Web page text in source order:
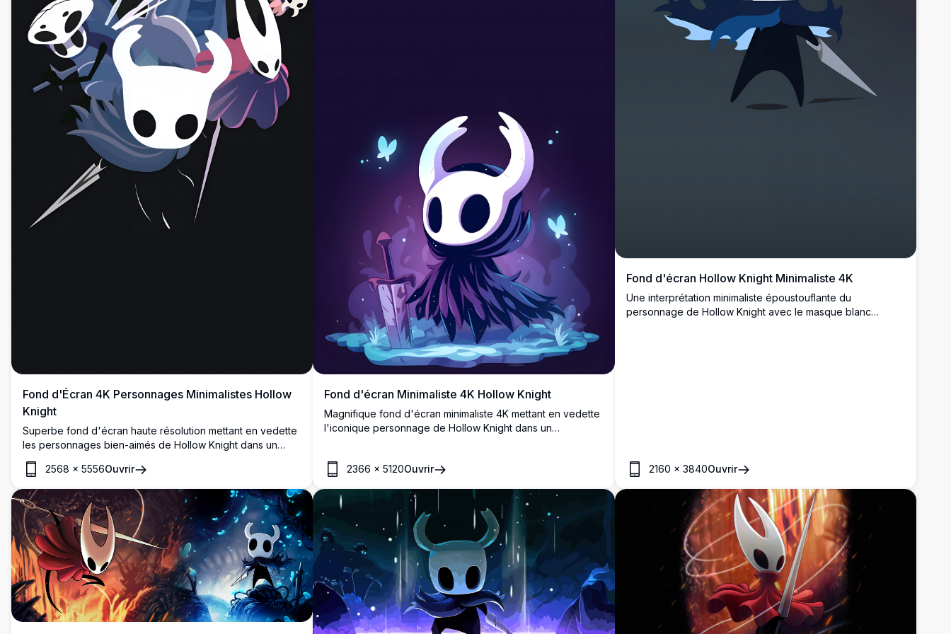
Fond d'Écran 4K Personnages Minimalistes Hollow
Knight
Superbe fond d'écran haute résolution mettant en vedette
les personnages bien-aimés de Hollow Knight dans un
style artistique minimaliste élégant. L'arrière-plan sombre
met en valeur les êtres iconiques aux masques blancs avec
des accents subtils violets et bleus, créant une esthétique
gaming élégante parfaite pour tout écran.
2568 × 5556Ouvrir
Fond d'écran Minimaliste 4K Hollow Knight
Magnifique fond d'écran minimaliste 4K mettant en vedette
l'iconique personnage de Hollow Knight dans un
éthérés et une épée dans un cadre onirique et
2366 ×5120Ouvrir
Fond d'écran Hollow Knight Minimaliste 4K
Une interprétation minimaliste époustouflante du
personnage de Hollow Knight avec le masque blanc
2160 × 3840Ouvrir